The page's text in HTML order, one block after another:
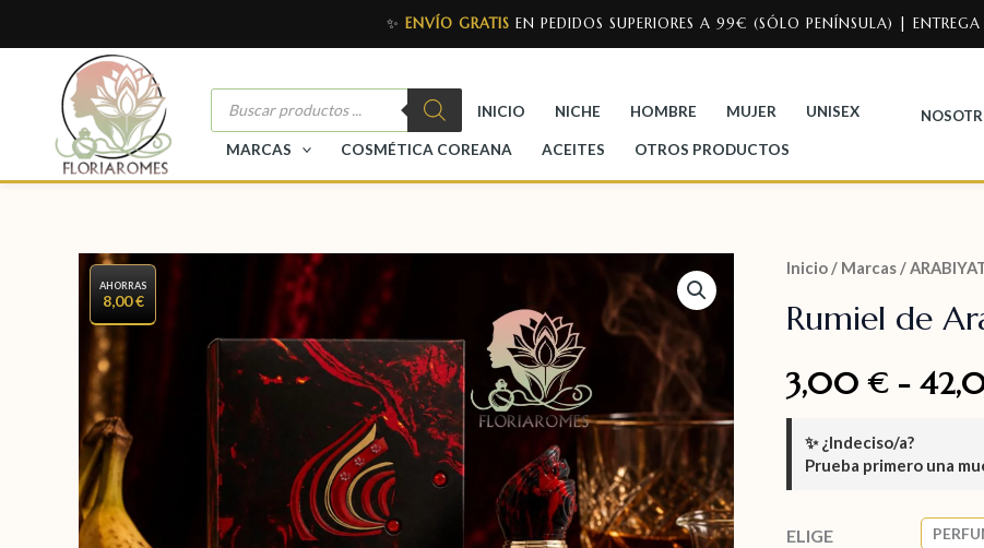
✨ ENVÍO GRATIS EN PEDIDOS SUPERIORES A 99€ (SÓLO PENÍNSULA) |
INICIO NICHE HOMBRE MUJER UNISEX
MARCAS COSMÉTICA COREANA ACEITES OTROS PRODUCTOS
AHORRAS
8,00 €
Inicio/ Marcas/
Rumiel de
3,00€ -
✨¿Indeciso/a?
Prueba primero una
ELIGE